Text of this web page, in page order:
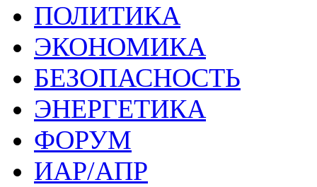
ПОЛИТИКА
ЭКОНОМИКА
БЕЗОПАСНОСТЬ
ЭНЕРГЕТИКА
ФОРУМ
ИАР/АПР